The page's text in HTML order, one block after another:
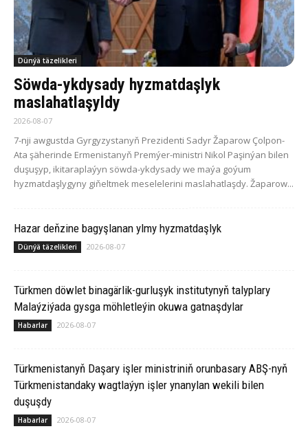
Dünýä täzelikleri
Söwda-ykdysady hyzmatdaşlyk
maslahatlaşyldy
2026-08-07
7-nji awgustda Gyrgyzystanyň Prezidenti Sadyr Žaparow Çolpon-
Ata şäherinde Ermenistanyň Premýer-ministri Nikol Paşinýan bilen
duşuşyp, ikitaraplaýyn söwda-ykdysady we maýa goýum
hyzmatdaşlygyny giňeltmek meselelerini maslahatlaşdy. Žaparow...
Hazar deňzine bagyşlanan ylmy hyzmatdaşlyk
Dünýä täzelikleri 2026-08-07
Türkmen döwlet binagärlik-gurluşyk institutynyň talyplary
Malaýziýada gysga möhletleýin okuwa gatnaşdylar
Habarlar 2026-08-07
Türkmenistanyň Daşary işler ministriniň orunbasary ABŞ-nyň
Türkmenistandaky wagtlaýyn işler ynanylan wekili bilen
duşuşdy
Habarlar 2026-08-07